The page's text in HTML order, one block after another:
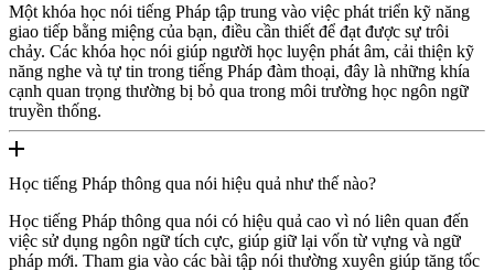
Một khóa học nói tiếng Pháp tập trung vào việc phát triển kỹ năng
giao tiếp bằng miệng của bạn, điều cần thiết để đạt được sự trôi
chảy. Các khóa học nói giúp người học luyện phát âm, cải thiện kỹ
năng nghe và tự tin trong tiếng Pháp đàm thoại, đây là những khía
cạnh quan trọng thường bị bỏ qua trong môi trường học ngôn ngữ
truyền thống.
Học tiếng Pháp thông qua nói hiệu quả như thế nào?
Học tiếng Pháp thông qua nói có hiệu quả cao vì nó liên quan đến
việc sử dụng ngôn ngữ tích cực, giúp giữ lại vốn từ vựng và ngữ
pháp mới. Tham gia vào các bài tập nói thường xuyên giúp tăng tốc